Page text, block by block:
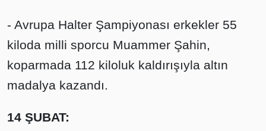
- Avrupa Halter Şampiyonası erkekler 55
kiloda milli sporcu Muammer Şahin,
koparmada 112 kiloluk kaldırışıyla altın
madalya kazandı.
14 ŞUBAT: